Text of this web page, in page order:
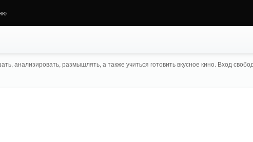
анализировать, размышлять, а также учиться готовить вкусное кино. Вход